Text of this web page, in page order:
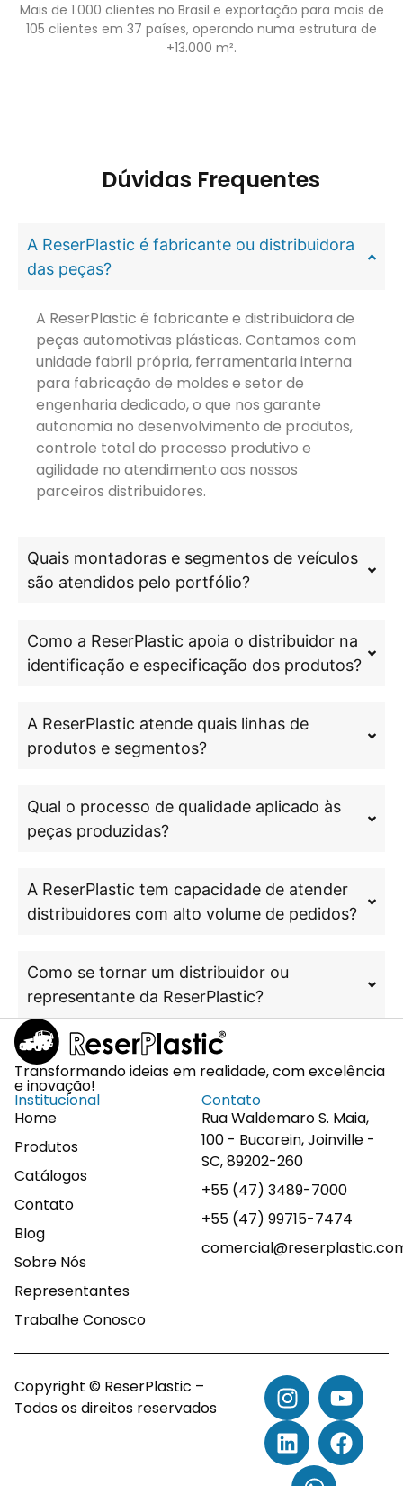
Mais de 1.000 clientes no Brasil e exportação para mais de
105 clientes em 37 países, operando numa estrutura de
+13.000 m².
Dúvidas Frequentes
A ReserPlastic é fabricante ou distribuidora
das peças?
A ReserPlastic é fabricante e distribuidora de
peças automotivas plásticas. Contamos com
unidade fabril própria, ferramentaria interna
para fabricação de moldes e setor de
engenharia dedicado, o que nos garante
autonomia no desenvolvimento de produtos,
controle total do processo produtivo e
agilidade no atendimento aos nossos
parceiros distribuidores.
Quais montadoras e segmentos de veículos
são atendidos pelo portfólio?
Como a ReserPlastic apoia o distribuidor na
identificação e especificação dos produtos?
A ReserPlastic atende quais linhas de
produtos e segmentos?
Qual o processo de qualidade aplicado às
peças produzidas?
A ReserPlastic tem capacidade de atender
distribuidores com alto volume de pedidos?
Como se tornar um distribuidor ou
representante da ReserPlastic?
Transformando ideias em realidade, com excelência
e inovação!
Institucional
Home
Produtos
Catálogos
Contato
Blog
Sobre Nós
Representantes
Trabalhe Conosco
Contato
Rua Waldemaro S. Maia,
100 - Bucarein, Joinville -
SC, 89202-260
+55 (47) 3489-7000
+55 (47) 99715-7474
Copyright © ReserPlastic –
Todos os direitos reservados